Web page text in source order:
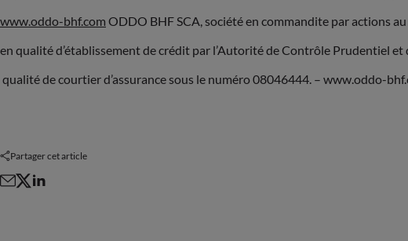
www.oddo-bhf.com ODDO BHF SCA, société en commandite par actions
en qualité d’établissement de crédit par l’Autorité de Contrôle Prudentiel et
qualité de courtier d’assurance sous le numéro 08046444. – www.oddo-
Partager cet article